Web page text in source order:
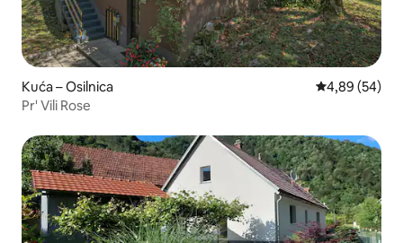
Kuća – Osilnica Prosječna
4,89 (54)
Pr' Vili Rose